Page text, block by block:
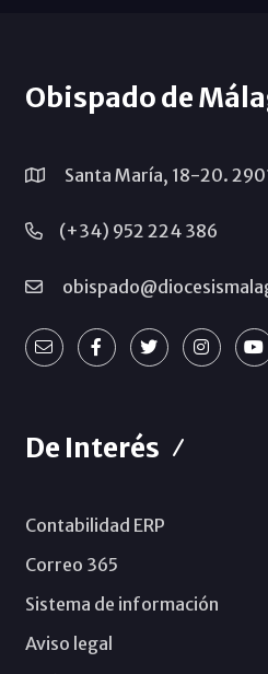
Obispado de
Santa María, 18-20.
(+34) 952 224 386
De Interés
Contabilidad ERP
Correo 365
Sistema de información
Aviso legal